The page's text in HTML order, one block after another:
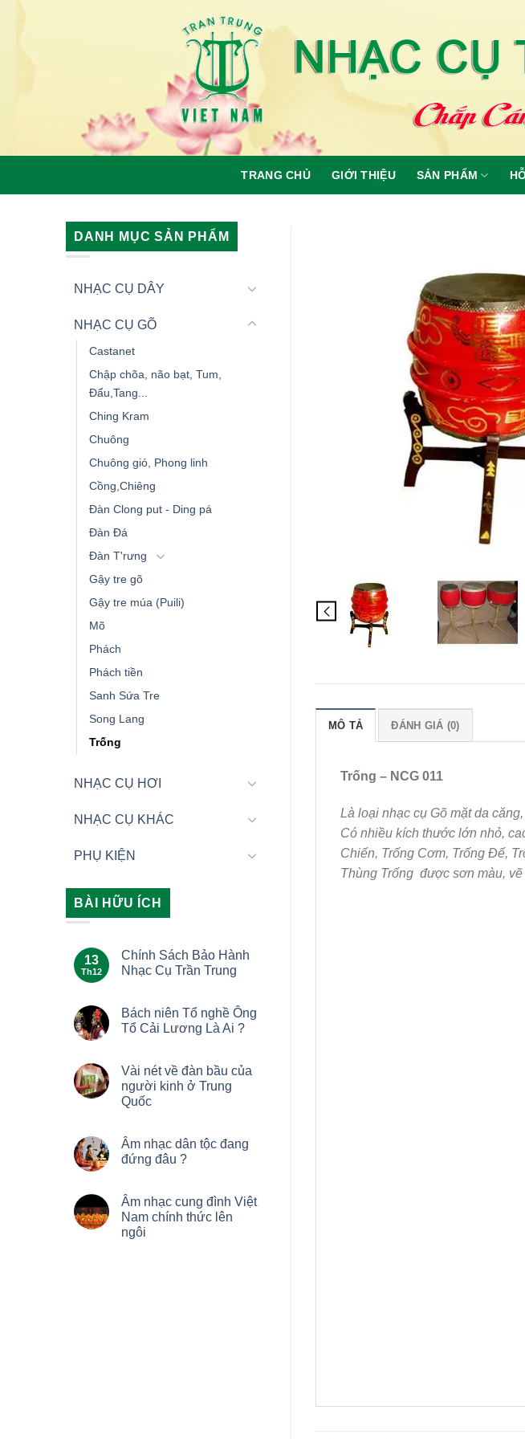
TRANG CHỦ GIỚI THIỆU SẢN PHẨM
DANH MỤC SẢN PHẨM
NHẠC CỤ DÂY
NHẠC CỤ GÕ
Castanet
Chập chõa, não bạt, Tum,
Đẩu,Tang...
Ching Kram
Chuông
Chuông gió, Phong linh
Cồng,Chiêng
Đàn Clong put - Ding pá
Đàn Đá
Đàn T'rưng
Gậy tre gõ
Gậy tre múa (Puili)
Mõ
Phách
Phách tiền
Sanh Sứa Tre
Song Lang
Trống
NHẠC CỤ HƠI
NHẠC CỤ KHÁC
PHỤ KIỆN
BÀI HỮU ÍCH
13
Th12
Chính Sách Bảo Hành
Nhạc Cụ Trần Trung
Bách niên Tổ nghề Ông
Tổ Cải Lương Là Ai ?
Vài nét về đàn bầu của
người kinh ở Trung
Quốc
Âm nhạc dân tộc đang
đứng đâu ?
Âm nhạc cung đình Việt
Nam chính thức lên
ngôi
MÔ TẢ ĐÁNH GIÁ (0)
Trống – NCG 011
Là loại nhạc cụ Gõ mặt da
Có nhiều kích thước lớn nhỏ,
Chiến, Trống Cơm, Trống Đế,
Thùng Trống được sơn màu,